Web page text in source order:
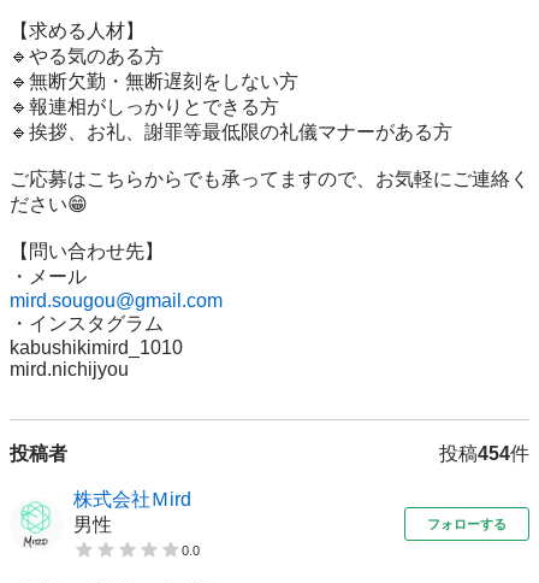
【求める人材】
🔹やる気のある方
🔹無断欠勤・無断遅刻をしない方
🔹報連相がしっかりとできる方
🔹挨拶、お礼、謝罪等最低限の礼儀マナーがある方
ご応募はこちらからでも承ってますので、お気軽にご連絡く
ださい😁
【問い合わせ先】
mird.sougou@gmail.com
・インスタグラム
kabushikimird_1010
mird.nichijyou
投稿者 投稿454件
株式会社Ｍird
男性
0.0
フォローする